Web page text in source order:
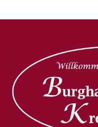
Unternehmungen
Kontakt